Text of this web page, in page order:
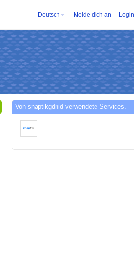
Deutsch Melde dich an Login
Von snaptikgdnid verwendete Services.